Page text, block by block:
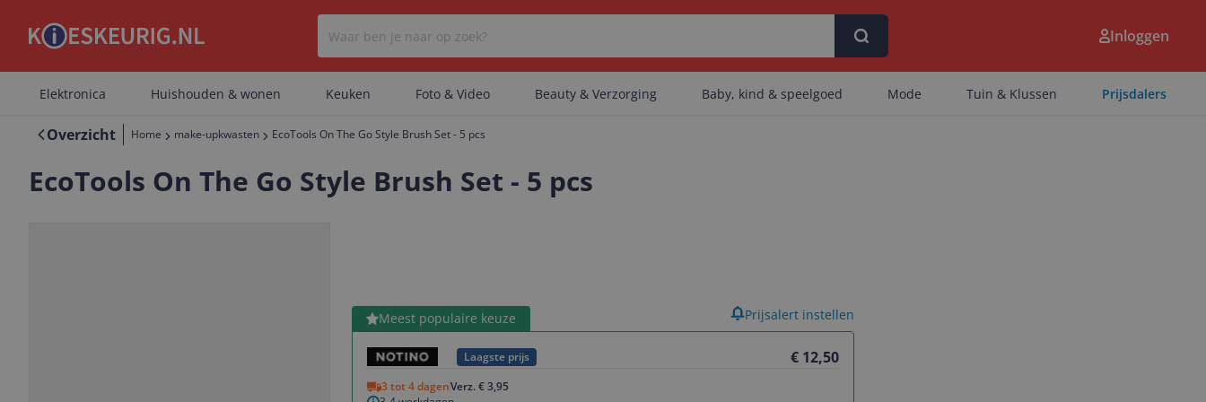
Er zijn geen artikelen gevonden.
Inloggen
Elektronica Huishouden & wonen Keuken Foto & Video Beauty & Verzorging Baby, kind & speelgoed Mode Tuin & Klussen Prijsdalers
Overzicht Home make-upkwasten EcoTools On The Go Style Brush Set - 5 pcs
EcoTools On The Go Style Brush Set - 5 pcs
Meest populaire keuze
Laagste prijs € 12,50
3 tot 4 dagenVerz. € 3,95
Bekijk product Prijsalert instellen